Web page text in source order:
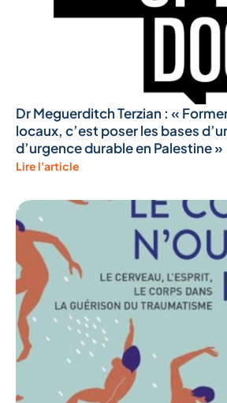
Dr Meguerditch Terzian : «
locaux, c’est poser les bases
d’urgence durable en Palestine »
Lire l'article